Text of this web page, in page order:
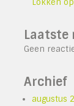
Lokken
Laatste
Geen
Archief
augustus